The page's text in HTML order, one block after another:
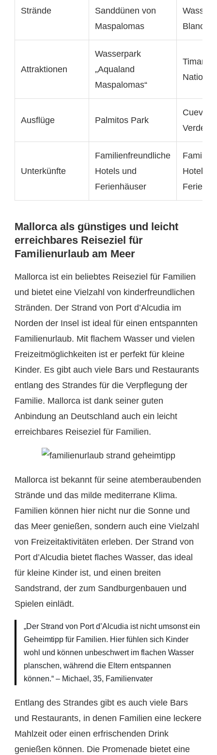
Strände
Sanddünen von
Maspalomas
Wasser
Blanca
Attraktionen
Wasserpark
„Aqualand
Maspalomas“
Ausflüge Palmitos Park
Cueva
Verdes
Unterkünfte
Familienfreundliche
Hotels und
Ferienhäuser
Hotels
Mallorca als günstiges und leicht
erreichbares Reiseziel für
Familienurlaub am Meer
Mallorca ist ein beliebtes Reiseziel für Familien
und bietet eine Vielzahl von kinderfreundlichen
Stränden. Der Strand von Port d’Alcudia im
Norden der Insel ist ideal für einen entspannten
Familienurlaub. Mit flachem Wasser und vielen
Freizeitmöglichkeiten ist er perfekt für kleine
Kinder. Es gibt auch viele Bars und Restaurants
entlang des Strandes für die Verpflegung der
Familie. Mallorca ist dank seiner guten
Anbindung an Deutschland auch ein leicht
erreichbares Reiseziel für Familien.
Mallorca ist bekannt für seine atemberaubenden
Strände und das milde mediterrane Klima.
Familien können hier nicht nur die Sonne und
das Meer genießen, sondern auch eine Vielzahl
von Freizeitaktivitäten erleben. Der Strand von
Port d’Alcudia bietet flaches Wasser, das ideal
für kleine Kinder ist, und einen breiten
Sandstrand, der zum Sandburgenbauen und
Spielen einlädt.
„Der Strand von Port d’Alcudia ist nicht umsonst ein
Geheimtipp für Familien. Hier fühlen sich Kinder
wohl und können unbeschwert im flachen Wasser
planschen, während die Eltern entspannen
können.“ – Michael, 35, Familienvater
Entlang des Strandes gibt es auch viele Bars
und Restaurants, in denen Familien eine leckere
Mahlzeit oder einen erfrischenden Drink
genießen können. Die Promenade bietet eine